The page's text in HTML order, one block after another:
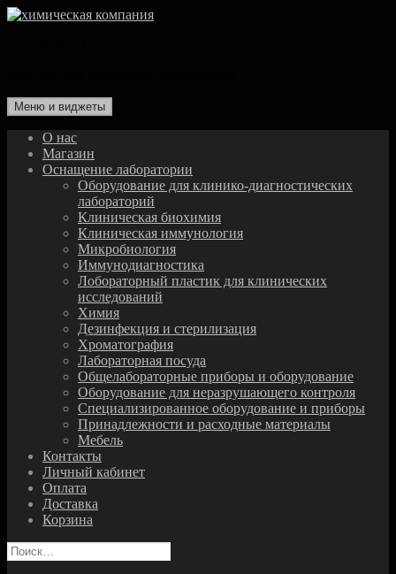
Перейти
Меню и виджеты
О нас
Магазин
Оснащение лаборатории
Оборудование для клинико-диагностических
лабораторий
Клиническая биохимия
Клиническая иммунология
Микробиология
Иммунодиагностика
Лобораторный пластик для клинических
исследований
Химия
Дезинфекция и стерилизация
Хроматография
Лабораторная посуда
Общелабораторные приборы и оборудование
Оборудование для неразрушающего контроля
Специализированное оборудование и приборы
Принадлежности и расходные материалы
Мебель
Контакты
Личный кабинет
Оплата
Доставка
Корзина
Найти: